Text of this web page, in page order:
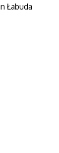
Łabuda